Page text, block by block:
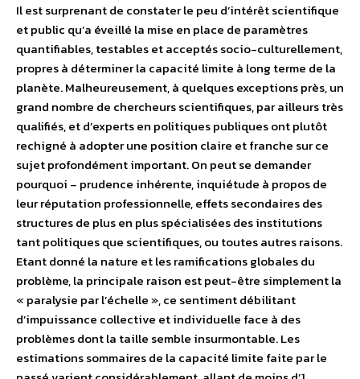
Il est surprenant de constater le peu d’intérêt scientifique
et public qu’a éveillé la mise en place de paramètres
quantifiables, testables et acceptés socio-culturellement,
propres à déterminer la capacité limite à long terme de la
planète. Malheureusement, à quelques exceptions près, un
grand nombre de chercheurs scientifiques, par ailleurs très
qualifiés, et d’experts en politiques publiques ont plutôt
rechigné à adopter une position claire et franche sur ce
sujet profondément important. On peut se demander
pourquoi – prudence inhérente, inquiétude à propos de
leur réputation professionnelle, effets secondaires des
structures de plus en plus spécialisées des institutions
tant politiques que scientifiques, ou toutes autres raisons.
Etant donné la nature et les ramifications globales du
problème, la principale raison est peut-être simplement la
« paralysie par l’échelle », ce sentiment débilitant
d’impuissance collective et individuelle face à des
problèmes dont la taille semble insurmontable. Les
estimations sommaires de la capacité limite faite par le